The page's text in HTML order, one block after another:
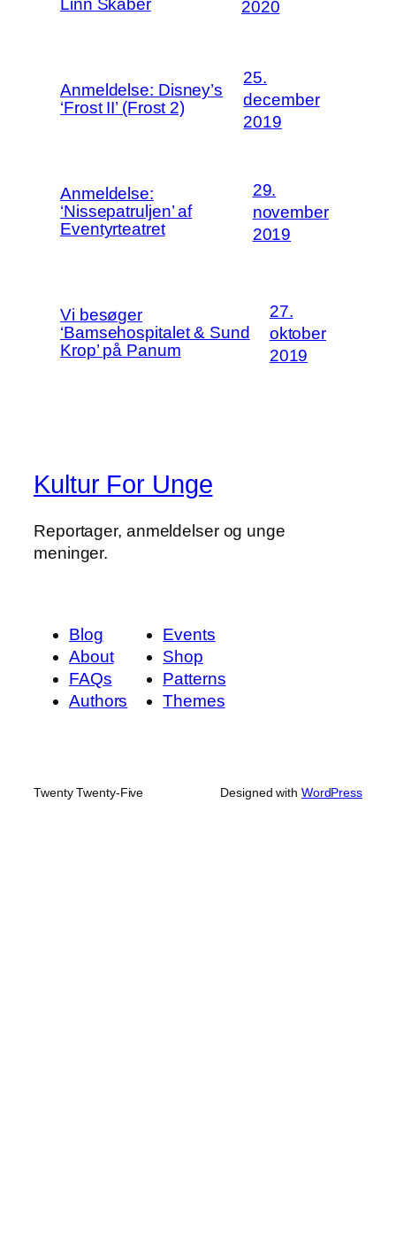
Linn Skåber 2020
Anmeldelse: Disney’s
‘Frost II’ (Frost 2)
25.
december
2019
Anmeldelse:
‘Nissepatruljen’ af
Eventyrteatret
29.
november
2019
Vi besøger
‘Bamsehospitalet & Sund
Krop’ på Panum
27.
oktober
2019
Kultur For Unge
Reportager, anmeldelser og unge
meninger.
Blog
About
FAQs
Authors
Events
Shop
Patterns
Themes
Twenty Twenty-Five Designed with WordPress